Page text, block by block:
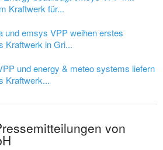
Kraftwerk für...
und emsys VPP weihen erstes
Kraftwerk in Gri...
und energy & meteo systems liefern
Kraftwerk...
von